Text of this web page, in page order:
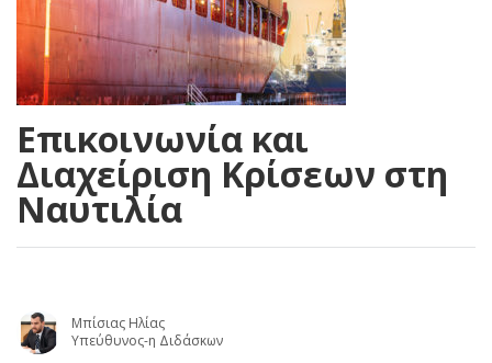
Επικοινωνία και
Διαχείριση Κρίσεων στη
Ναυτιλία
Μπίσιας Ηλίας
Υπεύθυνος-η Διδάσκων